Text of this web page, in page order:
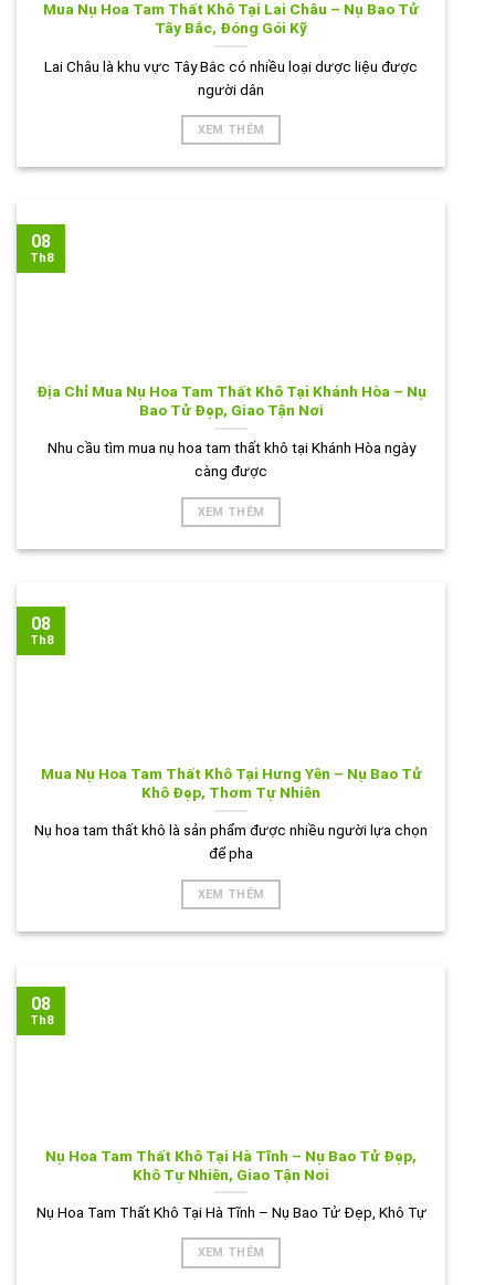
Mua Nụ Hoa Tam Thất Khô Tại Lai Châu – Nụ Bao Tử
Tây Bắc, Đóng Gói Kỹ
Lai Châu là khu vực Tây Bắc có nhiều loại dược liệu được
người dân
XEM THÊM
Địa Chỉ Mua Nụ Hoa Tam Thất Khô Tại Khánh Hòa – Nụ
Bao Tử Đẹp, Giao Tận Nơi
Nhu cầu tìm mua nụ hoa tam thất khô tại Khánh Hòa ngày
càng được
XEM THÊM
08
Th8
Mua Nụ Hoa Tam Thất Khô Tại Hưng Yên – Nụ Bao Tử
Khô Đẹp, Thơm Tự Nhiên
Nụ hoa tam thất khô là sản phẩm được nhiều người lựa chọn
để pha
XEM THÊM
08
Th8
Nụ Hoa Tam Thất Khô Tại Hà Tĩnh – Nụ Bao Tử Đẹp,
Khô Tự Nhiên, Giao Tận Nơi
Nụ Hoa Tam Thất Khô Tại Hà Tĩnh – Nụ Bao Tử Đẹp, Khô Tự
XEM THÊM
08
Th8